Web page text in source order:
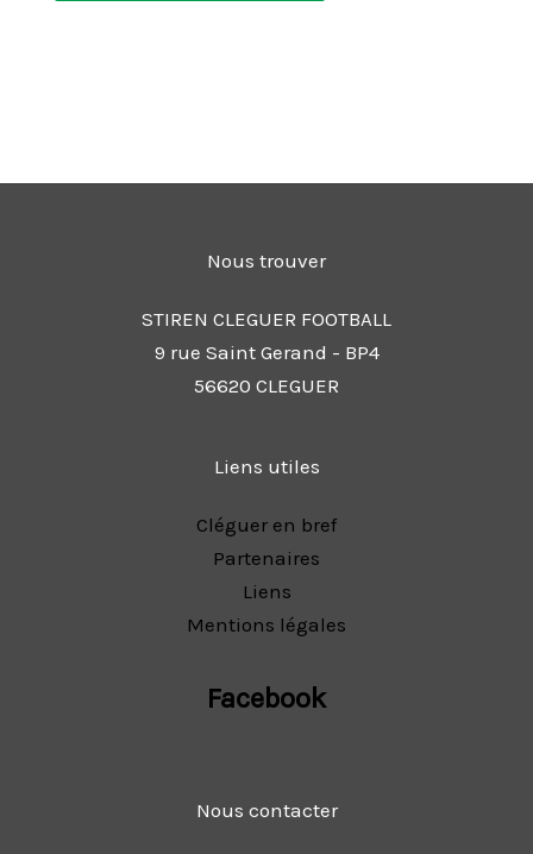
Nous trouver
STIREN CLEGUER FOOTBALL
9 rue Saint Gerand - BP4
56620 CLEGUER
Liens utiles
Cléguer en bref
Partenaires
Liens
Mentions légales
Facebook
Nous contacter